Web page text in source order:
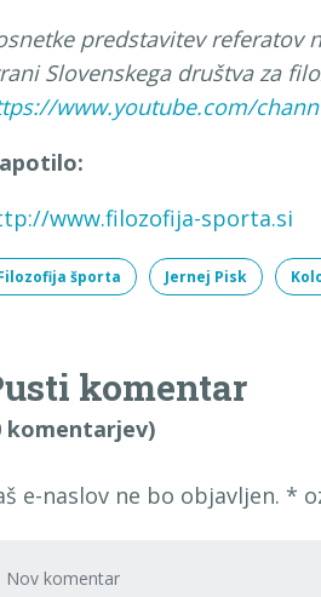
predstavitev referatov
Slovenskega društva za
www.youtube.com/
www.filozofija-sporta.si
športa Jernej Pisk
komentar
komentarjev)
e-naslov ne bo objavljen. *